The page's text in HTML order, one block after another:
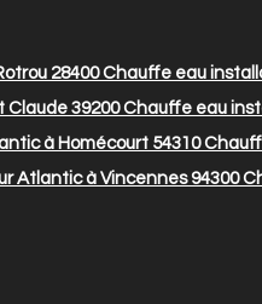
28400Chauffe eau
39200Chauffe eau
à Homécourt 54310
Atlantic à Vincennes 94300